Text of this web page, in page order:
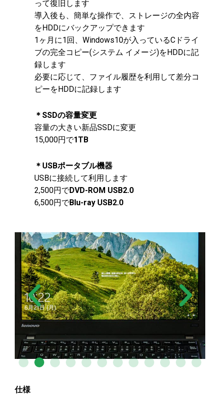
って復旧します
導入後も、簡単な操作で、ストレージの全内容
をHDDにバックアップできます
1ヶ月に1回、Windows10が入っているCドライ
ブの完全コピー(システム イメージ)をHDDに記
録します
必要に応じて、ファイル履歴を利用して差分コ
ピーをHDDに記録します
＊SSDの容量変更
容量の大きい新品SSDに変更
15,000円で1TB
＊USBポータブル機器
USBに接続して利用します
2,500円でDVD-ROM USB2.0
6,500円でBlu-ray USB2.0
仕様